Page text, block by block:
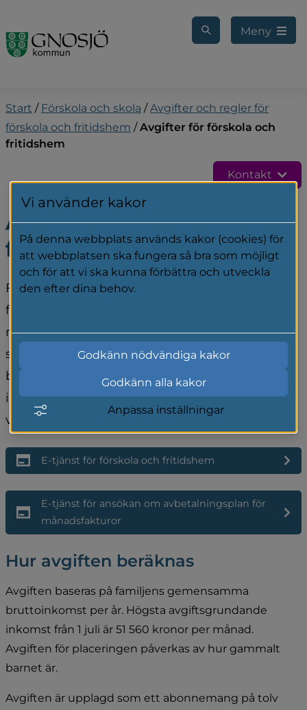
Meny
Start / Förskola och skola / Avgifter och regler för
förskola och fritidshem / Avgifter för förskola och
fritidshem
Kontakt
Avgifter för förskola och
fritidshem
För barn som är placerade på förskola eller
fritidshem betalar du en månadsavgift tolv
månader per år, det vill säga även under
semester och annan ledighet. Avgiften för ditt
barns placering beräknas utifrån hemmets
inkomster. Du anger själv hemmets inkomster
via vår e-tjänst.
E-tjänst för förskola och fritidshem
E-tjänst för ansökan om avbetalningsplan för
månadsfakturor
Hur avgiften beräknas
Avgiften baseras på familjens gemensamma
bruttoinkomst per år. Högsta avgiftsgrundande
inkomst från 1 juli är 51 560 kronor per månad.
Avgiften för placeringen påverkas av hur gammalt
barnet är.
Avgiften är upplagd som ett abonnemang på tolv
Vi använder kakor
På denna webbplats används kakor (cookies) för
att webbplatsen ska fungera så bra som möjligt
och för att vi ska kunna förbättra och utveckla
den efter dina behov.
Godkänn nödvändiga kakor
Godkänn alla kakor
Anpassa inställningar